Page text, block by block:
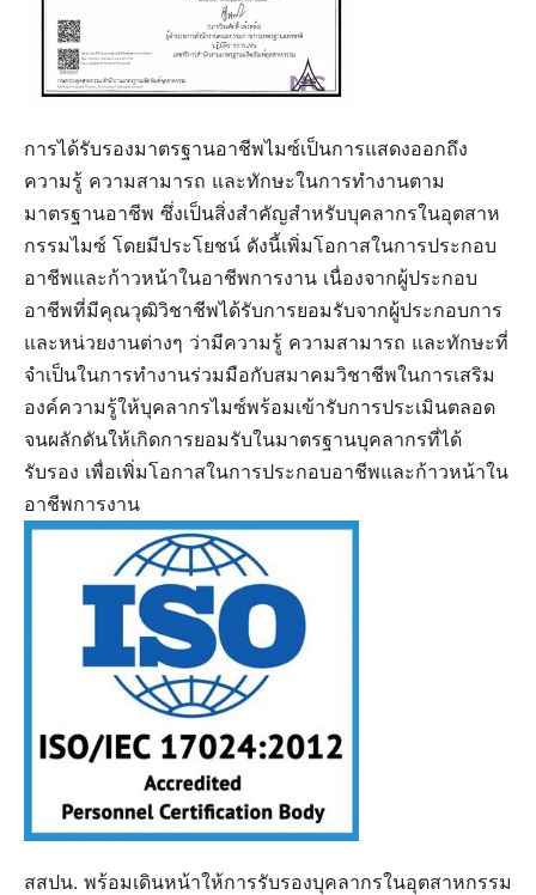
การได้รับรองมาตรฐานอาชีพไมซ์เป็นการแสดงออกถึง
ความรู้ ความสามารถ และทักษะในการทำงานตาม
มาตรฐานอาชีพ ซึ่งเป็นสิ่งสำคัญสำหรับบุคลากรในอุตสาห
กรรมไมซ์ โดยมีประโยชน์ ดังนี้เพิ่มโอกาสในการประกอบ
อาชีพและก้าวหน้าในอาชีพการงาน เนื่องจากผู้ประกอบ
อาชีพที่มีคุณวุฒิวิชาชีพได้รับการยอมรับจากผู้ประกอบการ
และหน่วยงานต่างๆ ว่ามีความรู้ ความสามารถ และทักษะที่
จำเป็นในการทำงานร่วมมือกับสมาคมวิชาชีพในการเสริม
องค์ความรู้ให้บุคลากรไมซ์พร้อมเข้ารับการประเมินตลอด
จนผลักดันให้เกิดการยอมรับในมาตรฐานบุคลากรที่ได้
รับรอง เพื่อเพิ่มโอกาสในการประกอบอาชีพและก้าวหน้าใน
อาชีพการงาน
สสปน. พร้อมเดินหน้าให้การรับรองบุคลากรในอุตสาหกรรม